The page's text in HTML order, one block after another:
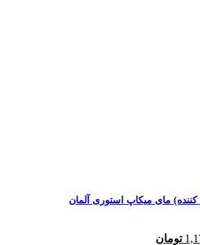
مای میکاپ استوری آلمان
تومان